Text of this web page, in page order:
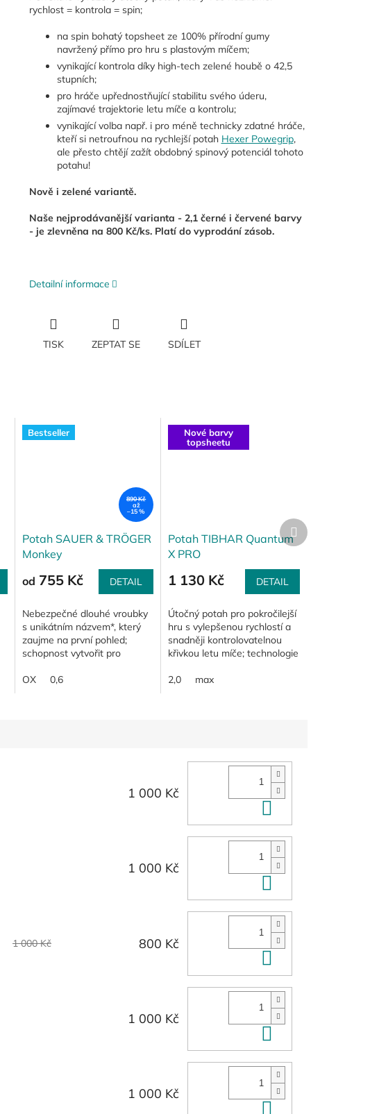
rychlost = kontrola = spin;
na spin bohatý topsheet ze 100% přírodní gumy
navržený přímo pro hru s plastovým míčem;
vynikající kontrola díky high-tech zelené houbě o 42,5
stupních;
pro hráče upřednostňující stabilitu svého úderu,
zajímavé trajektorie letu míče a kontrolu;
vynikající volba např. i pro méně technicky zdatné hráče,
kteří si netroufnou na rychlejší potah Hexer Powegrip,
ale přesto chtějí zažít obdobný spinový potenciál tohoto
potahu!
Nově i zelené variantě.
Naše nejprodávanější varianta - 2,1 černé i červené barvy
- je zlevněna na 800 Kč/ks. Platí do vyprodání zásob.
Detailní informace
TISK ZEPTAT SE SDÍLET
Bestseller
890 Kč
až
–15 %
Potah SAUER & TRÖGER
Monkey
od 755 Kč DETAIL
Nebezpečné dlouhé vroubky
s unikátním názvem*, který
zaujme na první pohled;
schopnost vytvořit pro
hru díky specifickým
OX 0,6
Nové barvy
topsheetu
Potah TIBHAR Quantum
X PRO
1 130 Kč DETAIL
Útočný potah pro pokročilejší
hru s vylepšenou rychlostí a
snadněji kontrolovatelnou
křivkou letu míče; technologie
vyvažuje a zlepšuje vztah
2,0 max
Další
produkt
1 000 Kč
1 000 Kč
1 000 Kč 800 Kč
1 000 Kč
1 000 Kč